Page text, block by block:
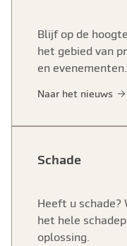
Blijf op de
het gebied van
en evenementen.
Naar het nieuws
Schade
Heeft u schade?
het hele
oplossing.